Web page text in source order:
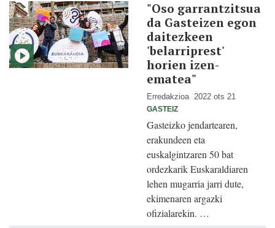
"Oso garrantzitsua
da Gasteizen egon
daitezkeen
'belarriprest'
horien izen-
ematea"
Erredakzioa 2022 ots 21
GASTEIZ
Gasteizko jendartearen,
erakundeen eta
euskalgintzaren 50 bat
ordezkarik Euskaraldiaren
lehen mugarria jarri dute,
ekimenaren argazki
ofizialarekin. …